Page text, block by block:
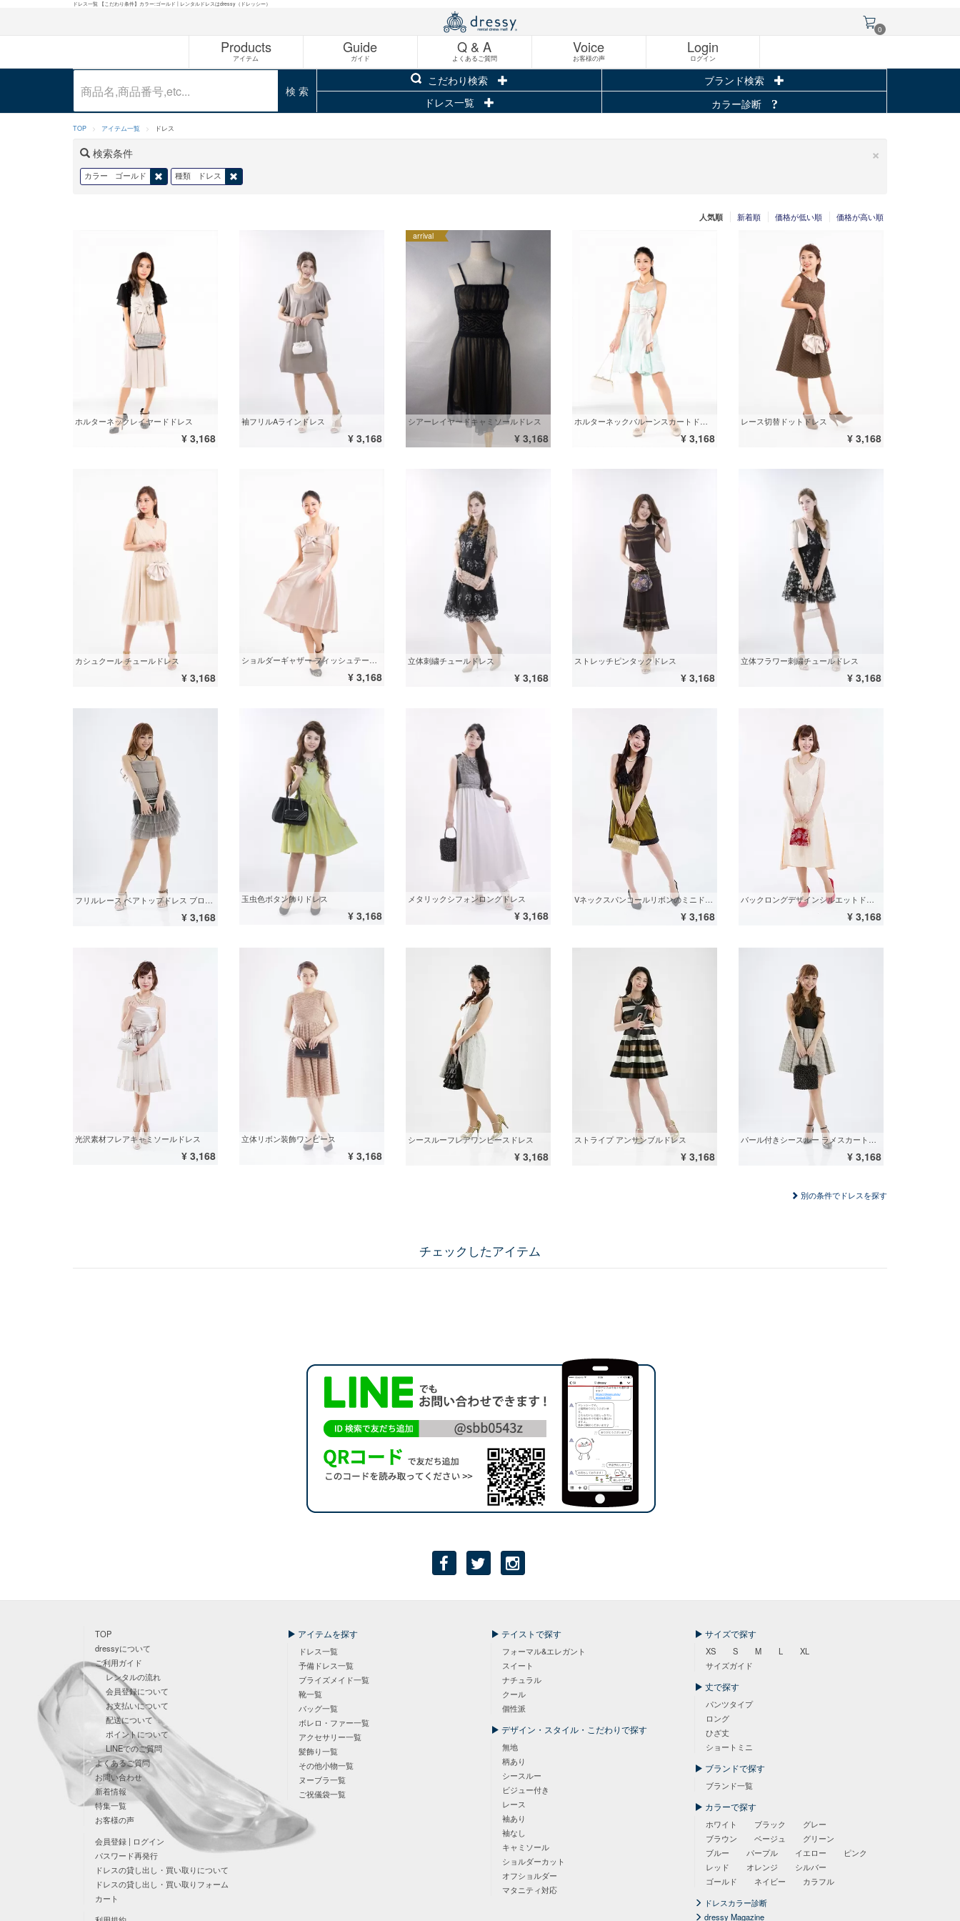
ドレス一覧 【こだわり条件】カラー:ゴールド | レンタルドレスはdressy（ドレッシー）
0
Products
アイテム
Guide
ガイド
Q & A
よくあるご質問
Voice
お客様の声
Login
ログイン
検 索
こだわり検索
ブランド検索
ドレス一覧
カラー診断
TOP アイテム一覧 ドレス
×
検索条件
カラー ゴールド 種類 ドレス
人気順 新着順 価格が低い順 価格が高い順
ホルターネックレイヤードドレス
¥ 3,168
袖フリルAラインドレス
¥ 3,168
arrival
シアーレイヤードキャミソールドレス
¥ 3,168
ホルターネックバルーンスカートドレス
¥ 3,168
レース切替ドットドレス
¥ 3,168
カシュクール チュールドレス
¥ 3,168
ショルダーギャザー フィッシュテールドレス
¥ 3,168
立体刺繍チュールドレス
¥ 3,168
ストレッチピンタックドレス
¥ 3,168
立体フラワー刺繍チュールドレス
¥ 3,168
フリルレース ベアトップドレス ブロンズ
¥ 3,168
玉虫色ボタン飾りドレス
¥ 3,168
メタリックシフォンロングドレス
¥ 3,168
Vネックスパンコールリボンのミニドレス
¥ 3,168
バックロングデザインシルエットドレス
¥ 3,168
光沢素材フレアキャミソールドレス
¥ 3,168
立体リボン装飾ワンピース
¥ 3,168
シースルーフレアワンピースドレス
¥ 3,168
ストライプ アンサンブルドレス
¥ 3,168
パール付きシースルー ラメスカートミニドレス
¥ 3,168
別の条件でドレスを探す
チェックしたアイテム
TOP
dressyについて
ご利用ガイド
レンタルの流れ
会員登録について
お支払いについて
配送について
ポイントについて
LINEでのご質問
よくあるご質問
お問い合わせ
新着情報
特集一覧
お客様の声
会員登録 | ログイン
パスワード再発行
ドレスの貸し出し・買い取りについて
ドレスの貸し出し・買い取りフォーム
カート
アイテムを探す
ドレス一覧
予備ドレス一覧
ブライズメイド一覧
靴一覧
バッグ一覧
ボレロ・ファー一覧
アクセサリー一覧
髪飾り一覧
その他小物一覧
ヌーブラ一覧
ご祝儀袋一覧
テイストで探す
フォーマル&エレガント
スイート
ナチュラル
クール
個性派
デザイン・スタイル・こだわりで探す
無地
柄あり
シースルー
ビジュー付き
レース
袖あり
袖なし
キャミソール
ショルダーカット
オフショルダー
マタニティ対応
サイズで探す
XS S M L
XL
サイズガイド
丈で探す
パンツタイプ
ロング
ひざ丈
ショートミニ
ブランドで探す
ブランド一覧
カラーで探す
ホワイト ブラック
グレー
ブラウン
ベージュ
グリーン
ブルー
パープル イエロー
ピンク
レッド
オレンジ
シルバー
ゴールド
ネイビー
カラフル
ドレスカラー診断
dressy Magazine